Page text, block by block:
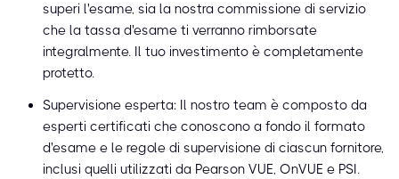
superi l'esame, sia la nostra commissione di servizio
che la tassa d'esame ti verranno rimborsate
integralmente. Il tuo investimento è completamente
protetto.
Supervisione esperta: Il nostro team è composto da
esperti certificati che conoscono a fondo il formato
d'esame e le regole di supervisione di ciascun fornitore,
inclusi quelli utilizzati da Pearson VUE, OnVUE e PSI.